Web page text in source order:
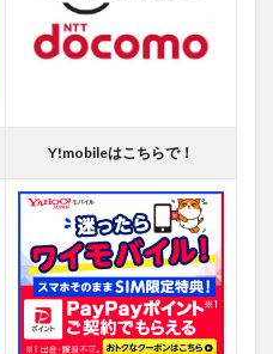
Y!mobileはこちらで！